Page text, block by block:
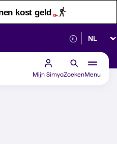
kost geld
Betrouwbaar
Mijn SimyoZoekenMenu